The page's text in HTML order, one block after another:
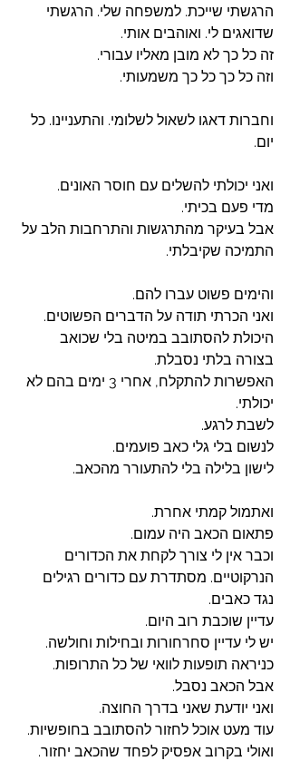
הרגשתי שייכת. למשפחה שלי. הרגשתי
שדואגים לי. ואוהבים אותי.
זה כל כך לא מובן מאליו עבורי.
וזה כל כך כל כך משמעותי.
וחברות דאגו לשאול לשלומי. והתעניינו. כל
יום.
ואני יכולתי להשלים עם חוסר האונים.
מדי פעם בכיתי.
אבל בעיקר מהתרגשות והתרחבות הלב על
התמיכה שקיבלתי.
והימים פשוט עברו להם.
ואני הכרתי תודה על הדברים הפשוטים.
היכולת להסתובב במיטה בלי שכואב
בצורה בלתי נסבלת.
האפשרות להתקלח, אחרי 3 ימים בהם לא
יכולתי.
לשבת לרגע.
לנשום בלי גלי כאב פועמים.
לישון בלילה בלי להתעורר מהכאב.
ואתמול קמתי אחרת.
פתאום הכאב היה עמום.
וכבר אין לי צורך לקחת את הכדורים
הנרקוטיים. מסתדרת עם כדורים רגילים
נגד כאבים.
עדיין שוכבת רוב היום.
יש לי עדיין סחרחורות ובחילות וחולשה.
כניראה תופעות לוואי של כל התרופות.
אבל הכאב נסבל.
ואני יודעת שאני בדרך החוצה.
עוד מעט אוכל לחזור להסתובב בחופשיות.
ואולי בקרוב אפסיק לפחד שהכאב יחזור.